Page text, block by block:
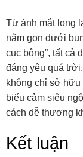
Từ ánh mắt long
nằm gọn dưới
cục bông”, tất cả
đáng yêu quá
không chỉ sở hữu
biểu cảm siêu
cách dễ thương
Kết luận